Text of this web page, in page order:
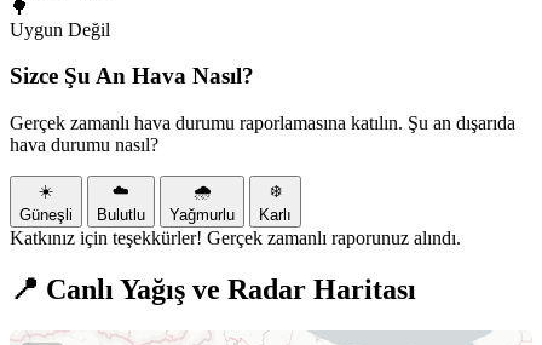
🌳
Uygun Değil
Sizce Şu An Hava Nasıl?
Gerçek zamanlı hava durumu raporlamasına katılın. Şu an dışarıda
hava durumu nasıl?
☀️
Güneşli
☁️
Bulutlu
🌧️
Yağmurlu
❄️
Karlı
Katkınız için teşekkürler! Gerçek zamanlı raporunuz alındı.
📍 Canlı Yağış ve Radar Haritası